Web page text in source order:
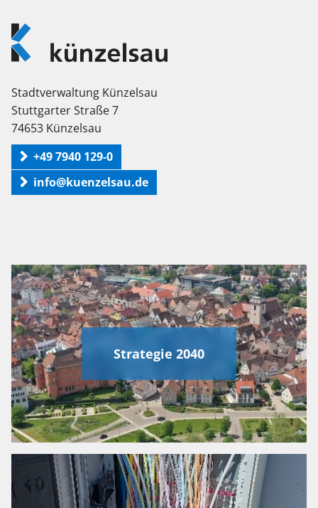
Logo
Künzelsau
Stadtverwaltung Künzelsau
Stuttgarter Straße 7
74653 Künzelsau
+49 7940 129-0
info@kuenzelsau.de
Strategie 2040